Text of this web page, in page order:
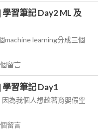
習筆記 Day2 ML 及
machine learning分成三個
個留言
習筆記 Day1
為我個人想趁著育嬰假空
個留言